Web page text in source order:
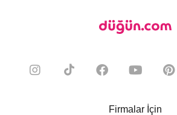
Firmalar İçin